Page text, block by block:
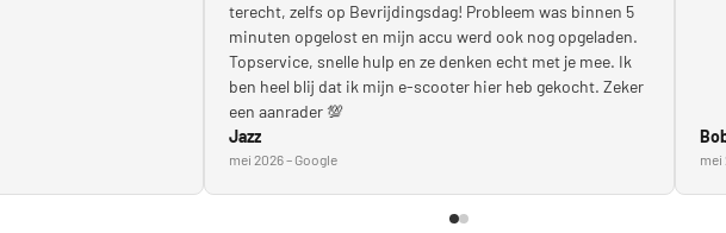
terecht, zelfs op Bevrijdingsdag! Probleem was binnen 5
minuten opgelost en mijn accu werd ook nog opgeladen.
Topservice, snelle hulp en ze denken echt met je mee. Ik
ben heel blij dat ik mijn e-scooter hier heb gekocht. Zeker
een aanrader 💯
Jazz
mei 2026 – Google mei